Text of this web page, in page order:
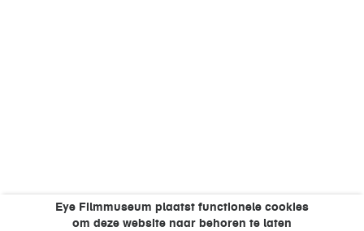
Eye Filmmuseum plaatst functionele cookies
om deze website naar behoren te laten